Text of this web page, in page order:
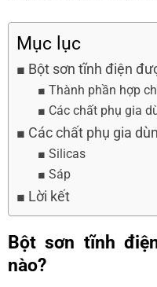
Mục lục
Bột sơn tĩnh điện
Thành phần hợp
Các chất phụ gia
Các chất phụ gia
Silicas
Sáp
Lời kết
Bột sơn tĩnh
nào?